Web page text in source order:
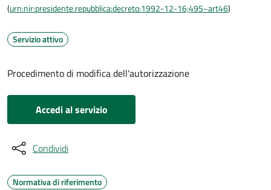
(urn:nir:presidente.repubblica:decreto:1992-12-16;495~art46)
Servizio attivo
Procedimento di modifica dell'autorizzazione
Accedi al servizio
Condividi
Normativa di riferimento